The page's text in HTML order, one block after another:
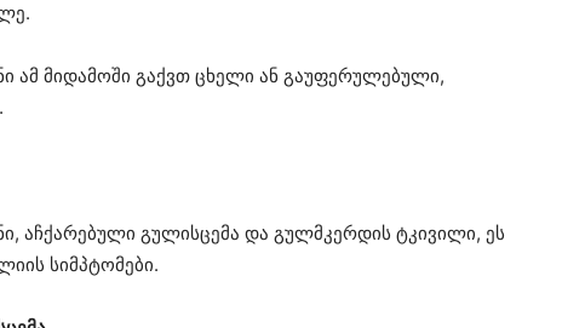
ამ მიდამოში გაქვთ ცხელი ან გაუფერულებული,
აჩქარებული გულისცემა და გულმკერდის ტკივილი, ეს
სიმპტომები.